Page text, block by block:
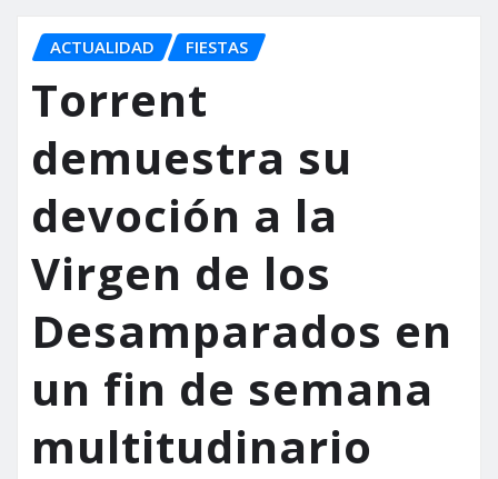
ACTUALIDAD FIESTAS
Torrent
demuestra su
devoción a la
Virgen de los
Desamparados en
un fin de semana
multitudinario